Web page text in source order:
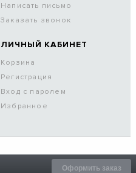
Написать письмо
Заказать звонок
ЛИЧНЫЙ КАБИНЕТ
Корзина
Регистрация
Вход с паролем
Избранное
Оформить заказ